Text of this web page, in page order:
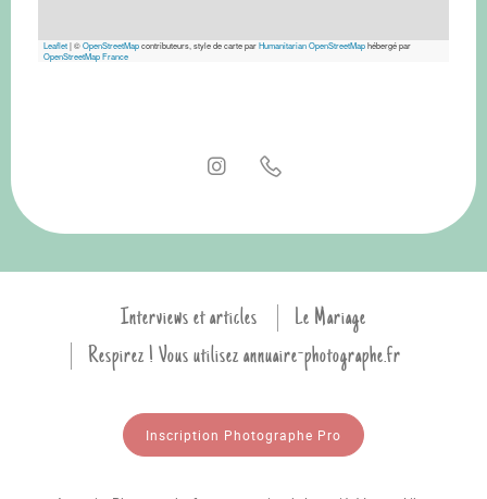
Leaflet|©OpenStreetMapcontributeurs, style de carte parHumanitarian OpenStreetMaphébergé par
OpenStreetMap France
Interviews et articles
Le Mariage
Respirez ! Vous utilisez annuaire-photographe.fr
Inscription Photographe Pro